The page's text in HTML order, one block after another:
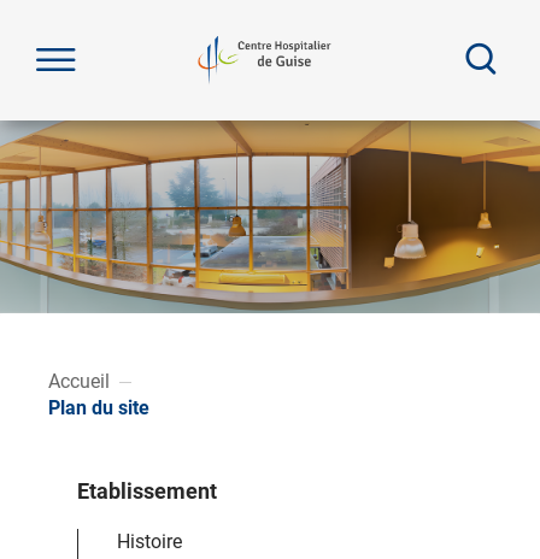
Que
Accueil
Plan du site
Etablissement
Histoire